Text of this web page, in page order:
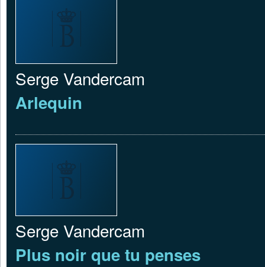
Serge Vandercam
Arlequin
Serge Vandercam
Plus noir que tu penses